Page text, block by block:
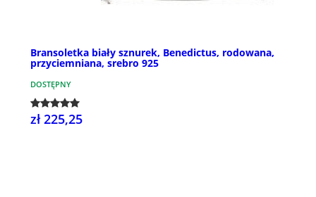
Bransoletka biały sznurek, Benedictus, rodowana,
przyciemniana, srebro 925
DOSTĘPNY
zł 225,25